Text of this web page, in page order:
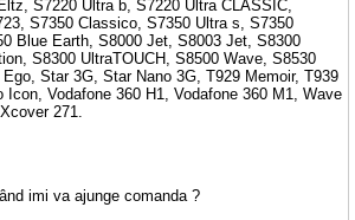
S7220 Ultra b, S7220 Ultra CLASSIC,
S7350 Classico, S7350 Ultra s, S7350
Blue Earth, S8000 Jet, S8003 Jet, S8300
S8300 UltraTOUCH, S8500 Wave, S8530
Star 3G, Star Nano 3G, T929 Memoir, T939
Icon, Vodafone 360 H1, Vodafone 360 M1, Wave
271.
imi va ajunge comanda ?